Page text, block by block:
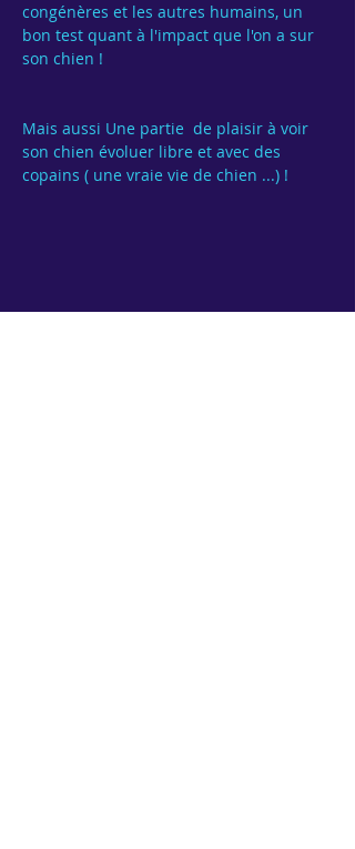
congénères et les autres humains, un
bon test quant à l'impact que l'on a sur
Mais aussi Une partie  de plaisir à voir
son chien évoluer libre et avec des
Partager cet événement